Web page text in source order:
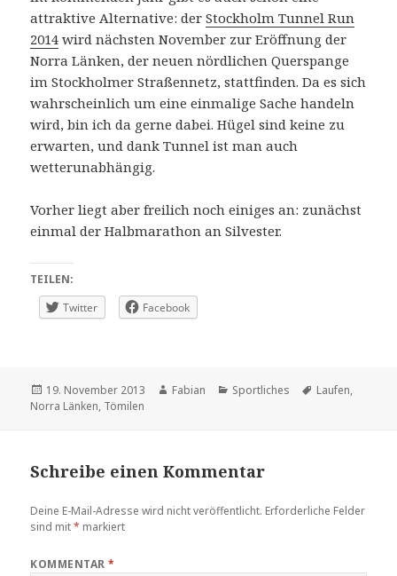
attraktive Alternative: derStockholm Tunnel Run
2014 wird nächsten November zur Eröffnung der
Norra Länken, der neuen nördlichen Querspange
im Stockholmer Straßennetz, stattfinden. Da es sich
wahrscheinlich um eine einmalige Sache handeln
wird, bin ich da gerne dabei. Hügel sind keine zu
erwarten, und dank Tunnel ist man auch
wetterunabhängig.
Vorher liegt aber freilich noch einiges an: zunächst
einmal der Halbmarathon an Silvester.
TEILEN:
Twitter
Facebook
Veröffentlicht
am
19. November 2013 Autor
Fabian Kategorien
Sportliches Schlagwörter
Laufen,
Norra Länken, Tömilen
Schreibe einen Kommentar
Deine E-Mail-Adresse wird nicht veröffentlicht. Erforderliche Felder
sind mit* markiert
KOMMENTAR*